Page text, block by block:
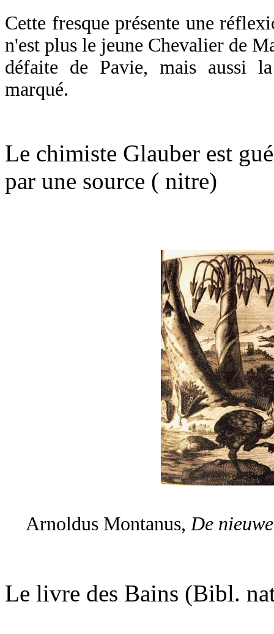
Cette fresque présente une
n'est plus le jeune Chevalier de
défaite de Pavie, mais aussi
marqué.
Le chimiste Glauber est
par une source ( nitre)
Arnoldus Montanus, De
Le livre des Bains (Bibl.